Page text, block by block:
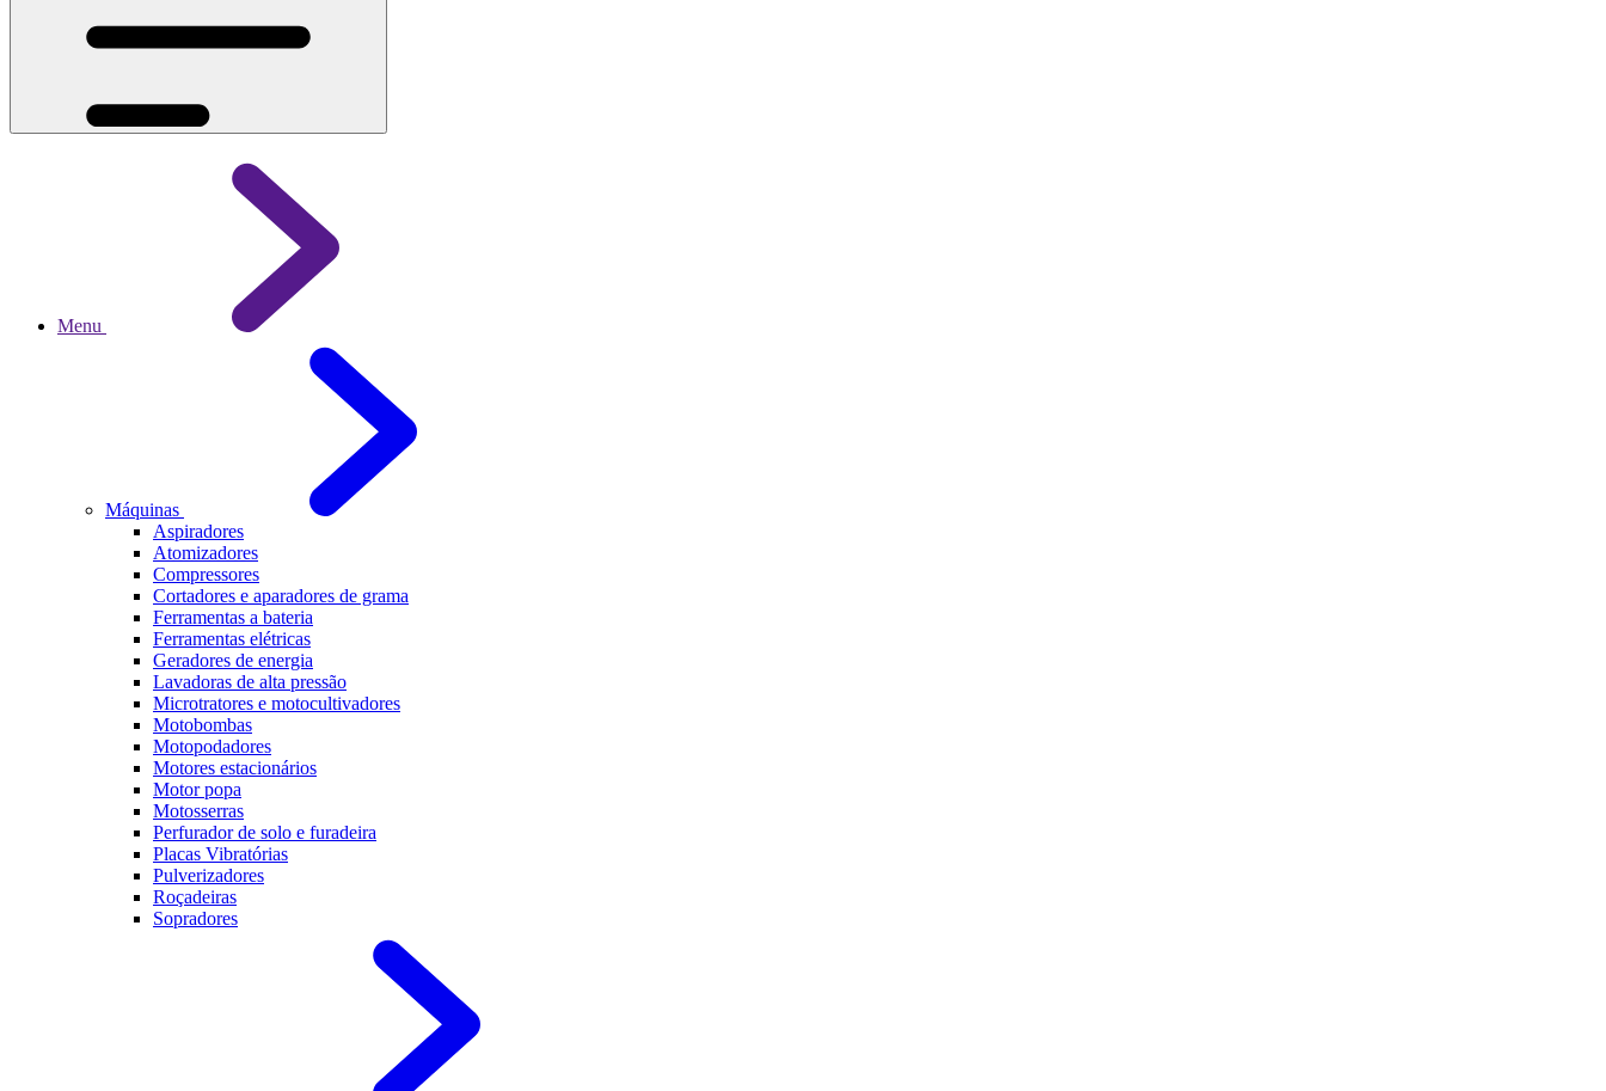
Menu
Máquinas
Aspiradores
Atomizadores
Compressores
Cortadores e aparadores de grama
Ferramentas a bateria
Ferramentas elétricas
Geradores de energia
Lavadoras de alta pressão
Microtratores e motocultivadores
Motobombas
Motopodadores
Motores estacionários
Motor popa
Motosserras
Perfurador de solo e furadeira
Placas Vibratórias
Pulverizadores
Roçadeiras
Sopradores